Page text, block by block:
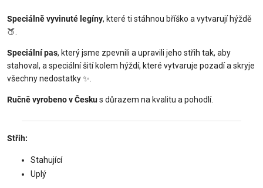
Speciálně vyvinuté legíny, které ti stáhnou bříško a vytvarují hýždě
🍑.
Speciální pas, který jsme zpevnili a upravili jeho střih tak, aby
stahoval, a speciální šití kolem hýždí, které vytvaruje pozadí a skryje
všechny nedostatky ✨.
Ručně vyrobeno v Českus důrazem na kvalitu a pohodlí.
Střih:
Stahující
Uplý